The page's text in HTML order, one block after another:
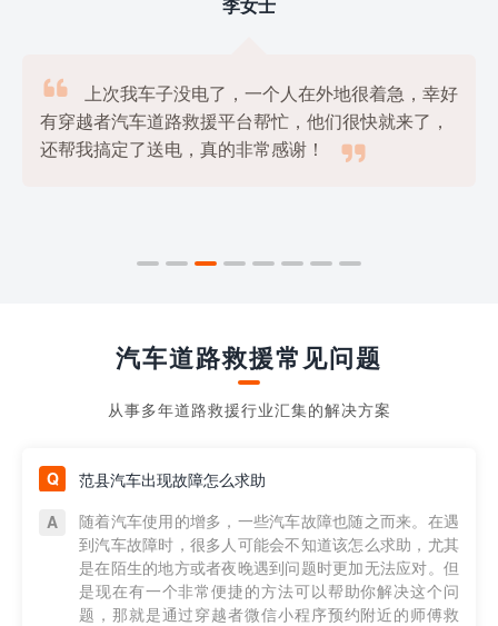
李女士

上次我车子没电了，一个人在外地很着急，幸好
有穿越者汽车道路救援平台帮忙，他们很快就来了，
还帮我搞定了送电，真的非常感谢！

汽车道路救援常见问题
从事多年道路救援行业汇集的解决方案
范县汽车出现故障怎么求助
随着汽车使用的增多，一些汽车故障也随之而来。在遇
到汽车故障时，很多人可能会不知道该怎么求助，尤其
是在陌生的地方或者夜晚遇到问题时更加无法应对。但
是现在有一个非常便捷的方法可以帮助你解决这个问
题，那就是通过穿越者微信小程序预约附近的师傅救